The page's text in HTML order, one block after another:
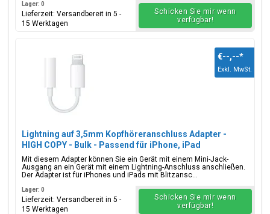
Lager: 0
Lieferzeit: Versandbereit in 5 -
15 Werktagen
Schicken Sie mir wenn
verfügbar!
Lightning auf 3,5mm Kopfhöreranschluss Adapter -
HIGH COPY - Bulk - Passend für iPhone, iPad
Mit diesem Adapter können Sie ein Gerät mit einem Mini-Jack-
Ausgang an ein Gerät mit einem Lightning-Anschluss anschließen.
Der Adapter ist für iPhones und iPads mit Blitzansc...
€--,--*
Exkl. MwSt.
Lager: 0
Lieferzeit: Versandbereit in 5 -
15 Werktagen
Schicken Sie mir wenn
verfügbar!